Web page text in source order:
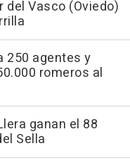
del Vasco (Oviedo)
250 agentes y
romeros al
ganan el 88
Sella